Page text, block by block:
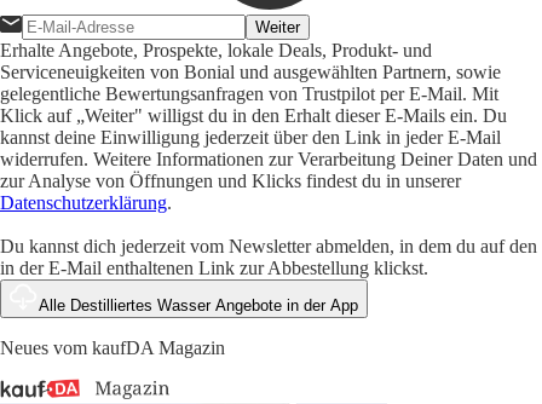
Weiter
Erhalte Angebote, Prospekte, lokale Deals, Produkt- und
Serviceneuigkeiten von Bonial und ausgewählten Partnern, sowie
gelegentliche Bewertungsanfragen von Trustpilot per E-Mail. Mit
Klick auf „Weiter" willigst du in den Erhalt dieser E-Mails ein. Du
kannst deine Einwilligung jederzeit über den Link in jeder E-Mail
widerrufen. Weitere Informationen zur Verarbeitung Deiner Daten und
zur Analyse von Öffnungen und Klicks findest du in unserer
Datenschutzerklärung.
Du kannst dich jederzeit vom Newsletter abmelden, in dem du auf den
in der E-Mail enthaltenen Link zur Abbestellung klickst.
Alle Destilliertes Wasser Angebote in der App
Neues vom kaufDA Magazin